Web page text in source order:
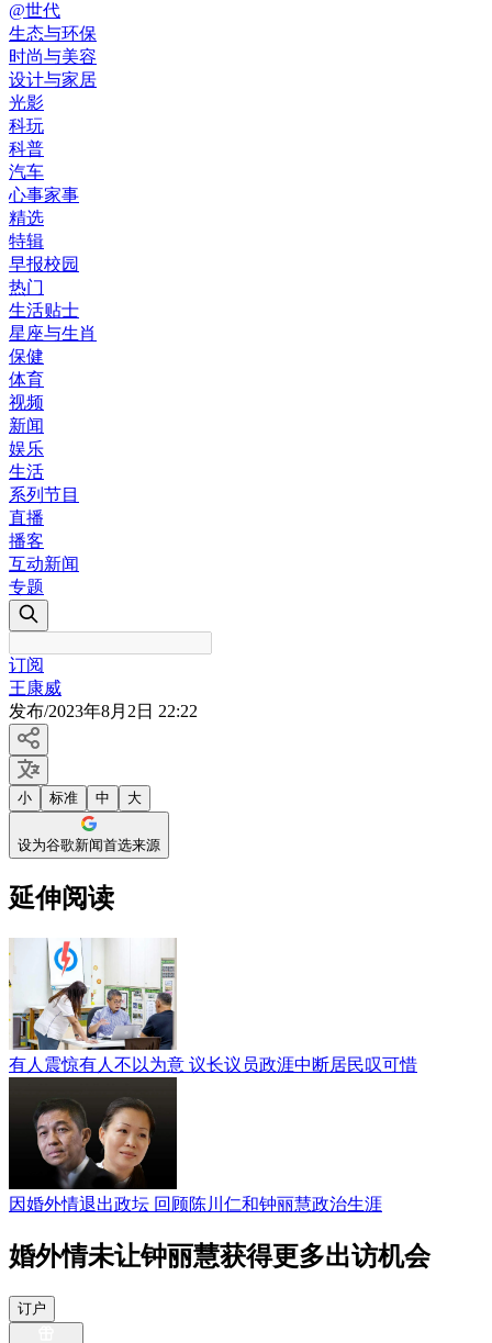
@世代
生态与环保
时尚与美容
设计与家居
光影
科玩
科普
汽车
心事家事
精选
特辑
早报校园
热门
生活贴士
星座与生肖
保健
体育
视频
新闻
娱乐
生活
系列节目
直播
播客
互动新闻
专题
订阅
王康威
发布/2023年8月2日 22:22
小 标准 中 大
设为谷歌新闻首选来源
延伸阅读
有人震惊有人不以为意 议长议员政涯中断居民叹可惜
因婚外情退出政坛 回顾陈川仁和钟丽慧政治生涯
婚外情未让钟丽慧获得更多出访机会
订户